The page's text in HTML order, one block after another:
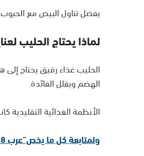
يفضل تناول البيض مع
لماذا يحتاج الحليب
الحليب غذاء رقيق يحتاج
الهضم ويقلل الفائدة.
الأنظمة الغذائية
ولمتابعة كل ما يخص"عرب 48" يمكنك متابعة قناتنا الإخبارية على تلجرام